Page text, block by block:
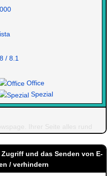
/ 8.1
Office
Spezial
Ihrer Seite alles rund um
und das Senden von E-
/ verhindern